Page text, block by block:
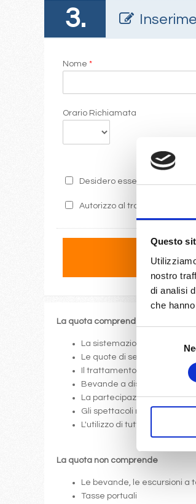
Questo
nostro
di analisi
che
del
consenso
3.
Nome *
Orario Richiamata
Desidero essere informato
Autorizzo al trattamento dei
La quota comprende
La sistemazione nella
Le quote di servizio (mance)
Il trattamento di pensione
Bevande a dispenser,
La partecipazione a tutte le
Gli spettacoli musicali o di
L'utilizzo di tutte le
La quota non comprende
Le bevande, le escursioni a
Tasse portuali